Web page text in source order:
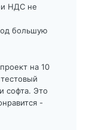
НДС не
большую
на 10
софта. Это
-